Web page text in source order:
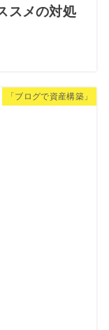
スメの対処
「ブログで資産構築」